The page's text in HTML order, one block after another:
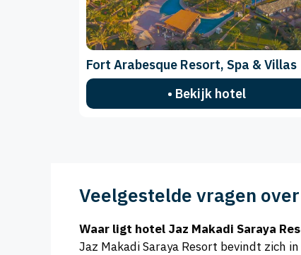
Fort Arabesque Resort, Spa & Villas
• Bekijk hotel
Veelgestelde vragen over
Waar ligt hotel Jaz Makadi Saraya
Jaz Makadi Saraya Resort bevindt zich